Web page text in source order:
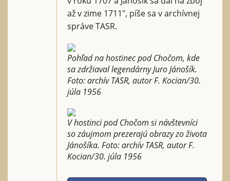
až v zime 1711", píše sa v archívnej
správe TASR.
Pohľad na hostinec pod Chočom, kde
sa zdržiaval legendárny Juro Jánošík.
Foto: archív TASR, autor F. Kocian/30.
júla 1956
V hostinci pod Chočom si návštevníci
so záujmom prezerajú obrazy zo života
Jánošíka. Foto: archív TASR, autor F.
Kocian/30. júla 1956